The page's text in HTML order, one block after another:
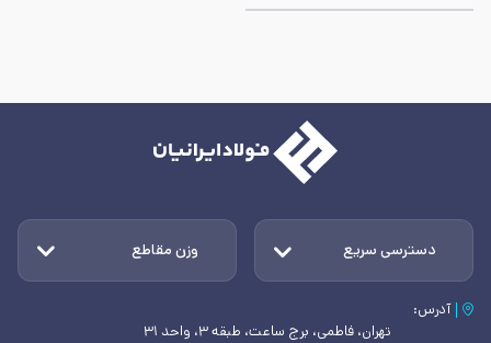
دسترسی سریع وزن مقاطع
آدرس:
تهران، فاطمی، برج ساعت، طبقه ۳، واحد ۳۱